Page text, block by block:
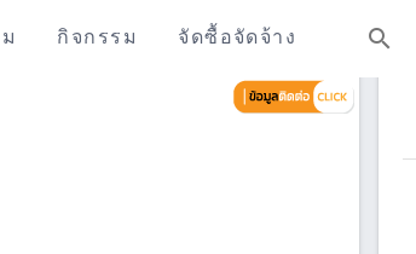
กิจกรรม จัดซื้อจัดจ้าง search